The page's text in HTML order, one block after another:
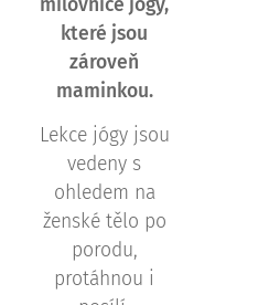
milovnice jógy,
které jsou
zároveň
maminkou.
Lekce jógy jsou
vedeny s
ohledem na
ženské tělo po
porodu,
protáhnou i